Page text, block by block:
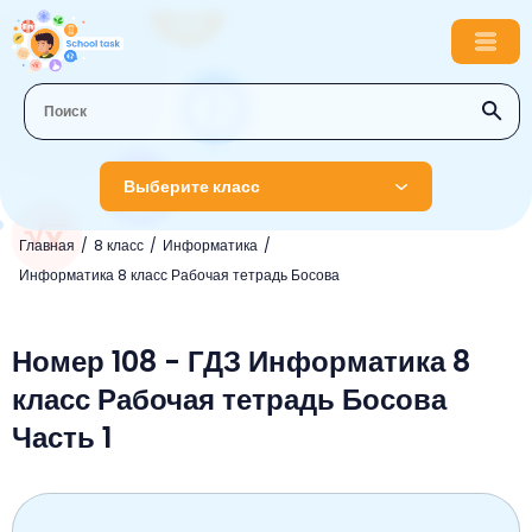
Выберите класс
Главная 8 класс
Информатика
Информатика 8 класс Рабочая тетрадь Босова
1 класс
Русский язык
Литературное чтение
Математика
Математика
Английский язык
Литературное чтение
3 класс
Музыка
4 класс
Номер 108 - ГДЗ Информатика 8
класс Рабочая тетрадь Босова
Часть 1